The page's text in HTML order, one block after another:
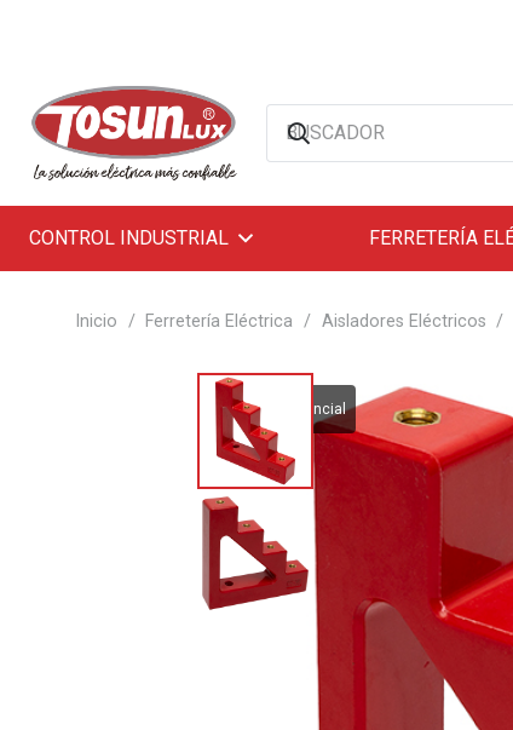
CONTROL INDUSTRIAL FERRETERÍA
Inicio / Ferretería Eléctrica / Aisladores Eléctricos /